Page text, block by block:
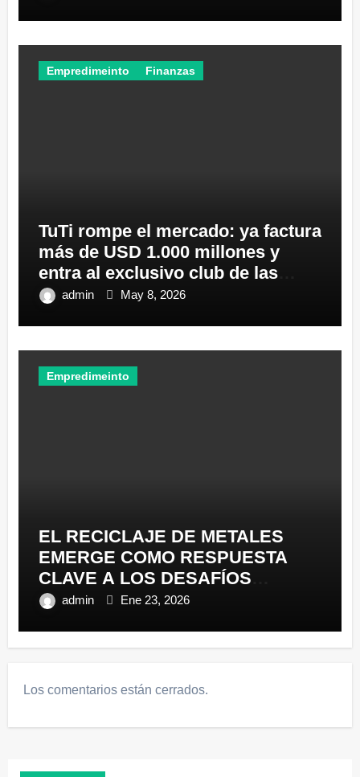
Empredimeinto Finanzas
TuTi rompe el mercado: ya factura
más de USD 1.000 millones y
entra al exclusivo club de las
gigantes del Ecuador
admin May 8, 2026
Empredimeinto
EL RECICLAJE DE METALES
EMERGE COMO RESPUESTA
CLAVE A LOS DESAFÍOS
AMBIENTALES Y ECONÓMICOS
admin Ene 23, 2026
Los comentarios están cerrados.